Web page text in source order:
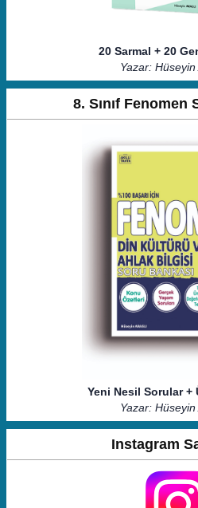
20 Sarmal + 20
Yazar: Hüseyin
8. Sınıf Fenomen
Yeni Nesil Sorular +
Yazar: Hüseyin
Instagram